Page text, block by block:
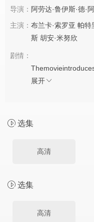
导演： 阿劳达·鲁伊斯·德·
主演： 布兰卡·索罗亚 帕特
斯 胡安·米努欣
剧情：
展开
选集
高清
选集
高清